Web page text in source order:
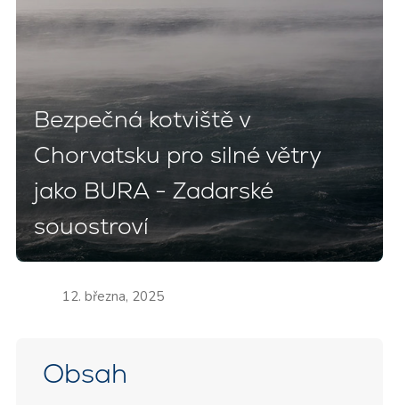
Bezpečná kotviště v
Chorvatsku pro silné větry
jako BURA - Zadarské
souostroví
12. března, 2025
Obsah